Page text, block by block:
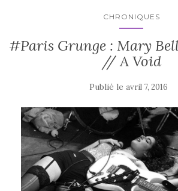
CHRONIQUES
#Paris Grunge : Mary
// A Void
Publié le avril 7, 2016